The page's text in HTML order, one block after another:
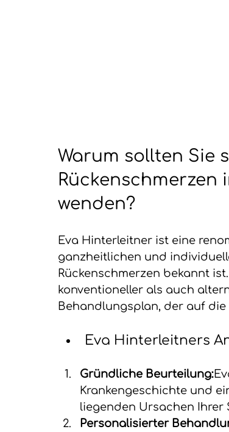
Warum sollten Sie
Rückenschmerzen
wenden?
Eva Hinterleitner ist eine
ganzheitlichen und
Rückenschmerzen bekannt
konventioneller als auch
Behandlungsplan, der auf
Eva Hinterleitners
Gründliche Beurteilung:
Krankengeschichte und
liegenden Ursachen Ihrer
Personalisierter